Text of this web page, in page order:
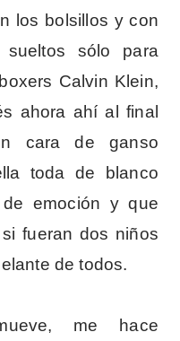
los bolsillos y con
sólo para
Calvin Klein,
ahora ahí al final
cara de ganso
toda de blanco
emoción y que
fueran dos niños
de todos.
me hace